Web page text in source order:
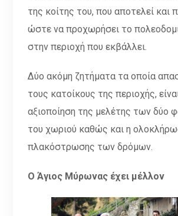
της κοίτης του, που αποτελεί και
ώστε να προχωρήσει το
στην περιοχή που εκβάλλει.
Δύο ακόμη ζητήματα τα οποία
τους κατοίκους της περιοχής,
αξιοποίηση της μελέτης των δύο
του χωριού καθώς και η
πλακόστρωσης των δρόμων.
Ο Άγιος Μύρωνας έχει μέλλον